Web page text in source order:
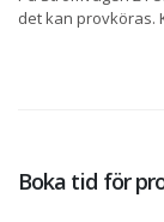
det kan provköras.
Boka tid för